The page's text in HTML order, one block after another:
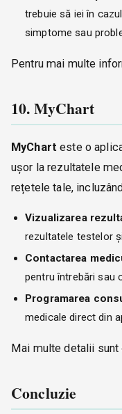
trebuie să iei în
simptome sau
Pentru mai multe
10. MyChart
MyChart este o
ușor la rezultatele
rețetele tale,
Vizualizarea
rezultatele testelor
Contactarea
pentru întrebări sau
Programarea
medicale direct din
Mai multe detalii
Concluzie